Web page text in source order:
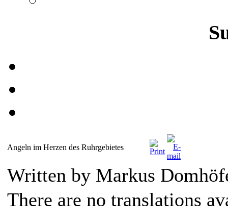
Angeln im Herzen des Ruhrgebietes
Written by Markus
There are no translations